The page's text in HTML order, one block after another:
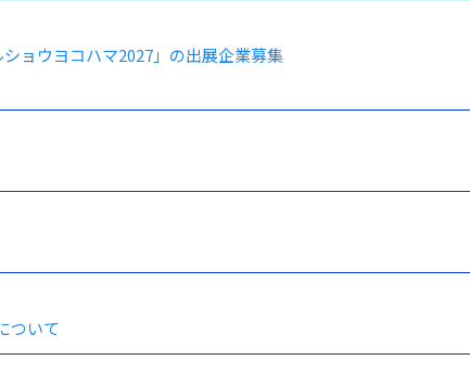
ョウヨコハマ2027」の出展企業募集
ついて